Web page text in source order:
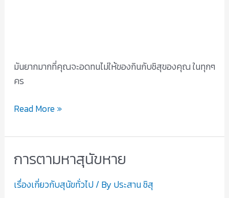
มันยากมากที่คุณจะอดทนไม่ให้ของกินกับชิสุของคุณ ในทุกๆ
คร
Read More »
การตามหาสุนัขหาย
เรื่องเกี่ยวกับสุนัขทั่วไป/ By ประสาน ชิสุ
การ
หา